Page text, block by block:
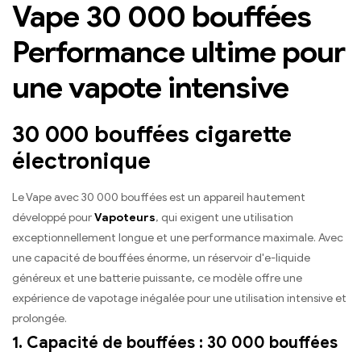
Mouldy Fruit mélangé
Vape 30 000 bouffées
Performance ultime pour
une vapote intensive
30 000 bouffées cigarette
électronique
Le Vape avec 30 000 bouffées est un appareil hautement
développé pourVapoteurs, qui exigent une utilisation
exceptionnellement longue et une performance maximale. Avec
une capacité de bouffées énorme, un réservoir d'e-liquide
généreux et une batterie puissante, ce modèle offre une
expérience de vapotage inégalée pour une utilisation intensive et
prolongée.
1. Capacité de bouffées : 30 000 bouffées